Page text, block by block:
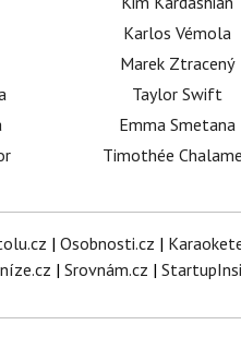
Karlos Vémola
Marek Ztracený
Taylor Swift
Emma Smetana
Timothée
| Osobnosti.cz |
| Srovnám.cz |